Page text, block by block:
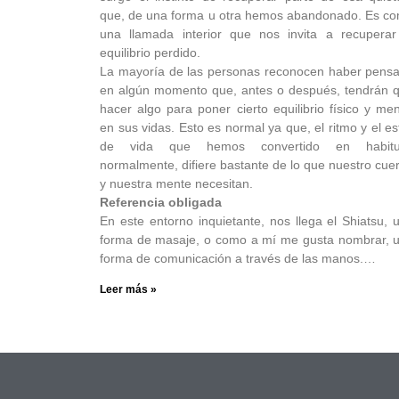
que, de una forma u otra hemos abandonado. Es
una llamada interior que nos invita a
equilibrio perdido.
La mayoría de las personas reconocen haber
en algún momento que, antes o después, tendrán
hacer algo para poner cierto equilibrio físico y
en sus vidas. Esto es normal ya que, el ritmo y el
de vida que hemos convertido en
normalmente, difiere bastante de lo que nuestro
y nuestra mente necesitan.
Referencia obligada
En este entorno inquietante, nos llega el Shiatsu,
forma de masaje, o como a mí me gusta nombrar,
forma de comunicación a través de las manos.…
Leer más »